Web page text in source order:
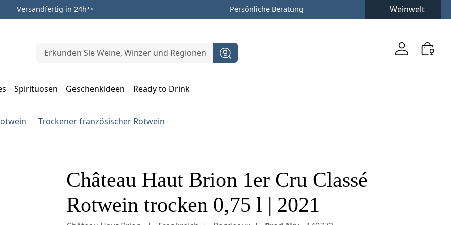
Versandfertig in 24h** Persönliche Beratung Weinwelt
Spirituosen Geschenkideen
Ready to Drink
Trockener französischer Rotwein
Château Haut Brion 1er Cru Classé
Rotwein trocken 0,75 l | 2021